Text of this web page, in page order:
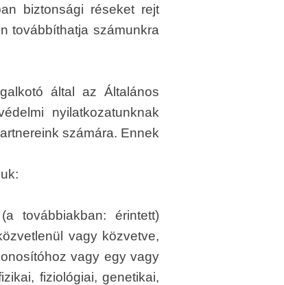
biztonsági réseket rejt
továbbíthatja számunkra
által az Általános
nyilatkozatunknak
számára. Ennek
továbbiakban: érintett)
vagy közvetve,
vagy egy vagy
fiziológiai, genetikai,